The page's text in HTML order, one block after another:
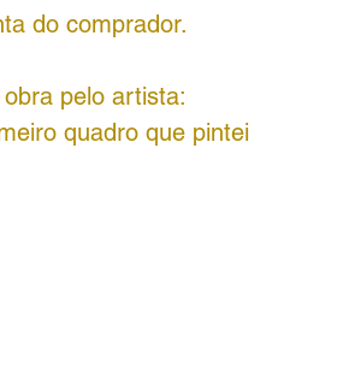
do comprador.
pelo artista:
quadro que pintei